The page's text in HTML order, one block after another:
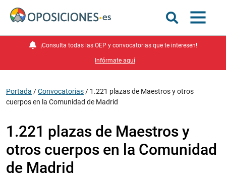
¡Consulta todas las OEP y convocatorias que te interesen!
Infórmate aquí
Portada /Convocatorias / 1.221 plazas de Maestros y otros
cuerpos en la Comunidad de Madrid
1.221 plazas de Maestros y
otros cuerpos en la Comunidad
de Madrid